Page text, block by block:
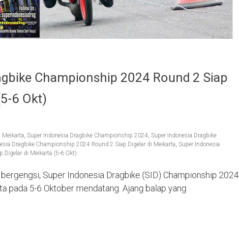
Championship 2024 Round 2 Siap
6 Okt)
Meikarta, Super Indonesia Dragbike Championship 2024, Super Indonesia Dragbike
Dragbike Championship 2024 Round 2 Siap Digelar di Meikarta, Super Indonesia
Digelar di Meikarta (5-6 Okt)
Super Indonesia Dragbike (SID) Championship 2024
pada 5-6 Oktober mendatang. Ajang balap yang